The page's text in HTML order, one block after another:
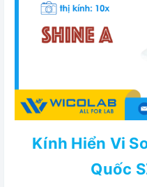
Kính Hiển Vi
Quốc